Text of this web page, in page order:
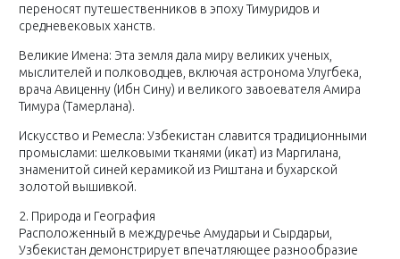
переносят путешественников в эпоху Тимуридов и
средневековых ханств.
Великие Имена: Эта земля дала миру великих ученых,
мыслителей и полководцев, включая астронома Улугбека,
врача Авиценну (Ибн Сину) и великого завоевателя Амира
Тимура (Тамерлана).
Искусство и Ремесла: Узбекистан славится традиционными
промыслами: шелковыми тканями (икат) из Маргилана,
знаменитой синей керамикой из Риштана и бухарской
золотой вышивкой.
2. Природа и География
Расположенный в междуречье Амударьи и Сырдарьи,
Узбекистан демонстрирует впечатляющее разнообразие